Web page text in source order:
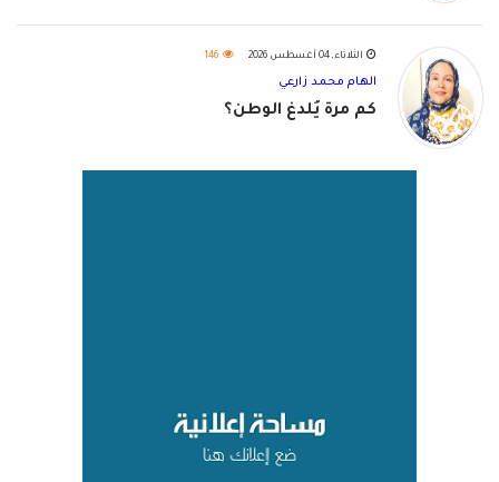
الثلاثاء, 04 أغسطس 2026 146
الهام محمد زارعي
كم مرة يُلدغ الوطن؟